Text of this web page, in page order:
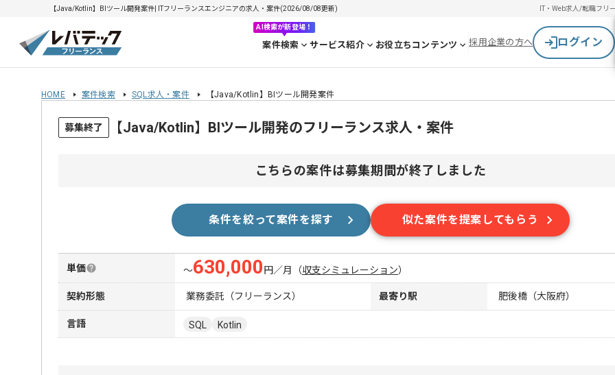
【Java/Kotlin】BIツール開発案件| ITフリーランスエンジニアの求人・案件(2026/08/08更新) IT・Web求人/転職フリ
AI検索が新登場！
案件検索 サービス紹介 お役立ちコンテンツ 採用企業の方へ ログイン
HOME 案件検索 SQL求人・案件 【Java/Kotlin】BIツール開発案件
募集終了 【Java/Kotlin】BIツール開発のフリーランス求人・案件
こちらの案件は募集期間が終了しました
条件を絞って案件を探す 似た案件を提案してもらう
単価 〜630,000 円／月 （収支シミュレーション）
契約形態 業務委託（フリーランス） 最寄り駅 肥後橋（大阪府）
言語 SQL Kotlin